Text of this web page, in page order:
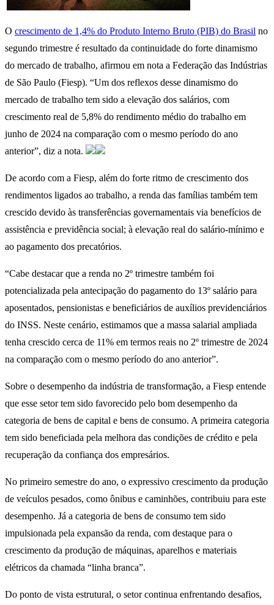
O crescimento de 1,4% do Produto Interno Bruto (PIB) do Brasil no
segundo trimestre é resultado da continuidade do forte dinamismo
do mercado de trabalho, afirmou em nota a Federação das Indústrias
de São Paulo (Fiesp). “Um dos reflexos desse dinamismo do
mercado de trabalho tem sido a elevação dos salários, com
crescimento real de 5,8% do rendimento médio do trabalho em
junho de 2024 na comparação com o mesmo período do ano
anterior”, diz a nota.
De acordo com a Fiesp, além do forte ritmo de crescimento dos
rendimentos ligados ao trabalho, a renda das famílias também tem
crescido devido às transferências governamentais via benefícios de
assistência e previdência social; à elevação real do salário-mínimo e
ao pagamento dos precatórios.
“Cabe destacar que a renda no 2º trimestre também foi
potencializada pela antecipação do pagamento do 13º salário para
aposentados, pensionistas e beneficiários de auxílios previdenciários
do INSS. Neste cenário, estimamos que a massa salarial ampliada
tenha crescido cerca de 11% em termos reais no 2º trimestre de 2024
na comparação com o mesmo período do ano anterior”.
Sobre o desempenho da indústria de transformação, a Fiesp entende
que esse setor tem sido favorecido pelo bom desempenho da
categoria de bens de capital e bens de consumo. A primeira categoria
tem sido beneficiada pela melhora das condições de crédito e pela
recuperação da confiança dos empresários.
No primeiro semestre do ano, o expressivo crescimento da produção
de veículos pesados, como ônibus e caminhões, contribuiu para este
desempenho. Já a categoria de bens de consumo tem sido
impulsionada pela expansão da renda, com destaque para o
crescimento da produção de máquinas, aparelhos e materiais
elétricos da chamada “linha branca”.
Do ponto de vista estrutural, o setor continua enfrentando desafios,